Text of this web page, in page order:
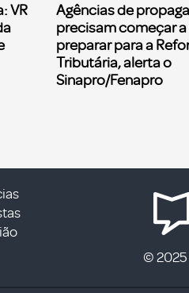
VR
Agências de
precisam começar a
preparar para a
Tributária, alerta o
Sinapro/Fenapro
© 2025